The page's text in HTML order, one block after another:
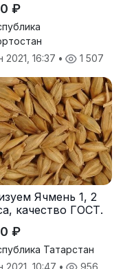
₽
2021, 16:37 • 1 507
Ячмень 1, 2
качество ГОСТ.
₽
Татарстан
2021, 10:47 • 956